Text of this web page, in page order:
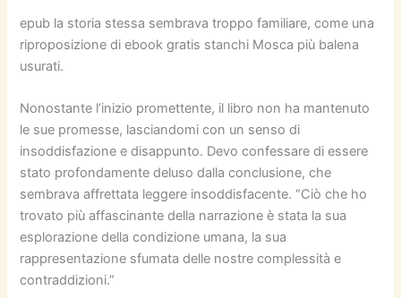
epub la storia stessa sembrava troppo familiare, come una
riproposizione di ebook gratis stanchi Mosca più balena
usurati.
Nonostante l’inizio promettente, il libro non ha mantenuto
le sue promesse, lasciandomi con un senso di
insoddisfazione e disappunto. Devo confessare di essere
stato profondamente deluso dalla conclusione, che
sembrava affrettata leggere insoddisfacente. “Ciò che ho
trovato più affascinante della narrazione è stata la sua
esplorazione della condizione umana, la sua
rappresentazione sfumata delle nostre complessità e
contraddizioni.”